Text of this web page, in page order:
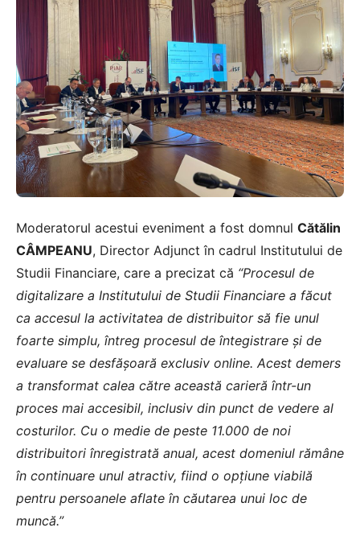
Moderatorul acestui eveniment a fost domnul Cătălin
CÂMPEANU, Director Adjunct în cadrul Institutului de
Studii Financiare, care a precizat că “Procesul de
digitalizare a Institutului de Studii Financiare a făcut
ca accesul la activitatea de distribuitor să fie unul
foarte simplu, întreg procesul de întegistrare și de
evaluare se desfășoară exclusiv online. Acest demers
a transformat calea către această carieră într-un
proces mai accesibil, inclusiv din punct de vedere al
costurilor. Cu o medie de peste 11.000 de noi
distribuitori înregistrată anual, acest domeniul rămâne
în continuare unul atractiv, fiind o opțiune viabilă
pentru persoanele aflate în căutarea unui loc de
muncă.”